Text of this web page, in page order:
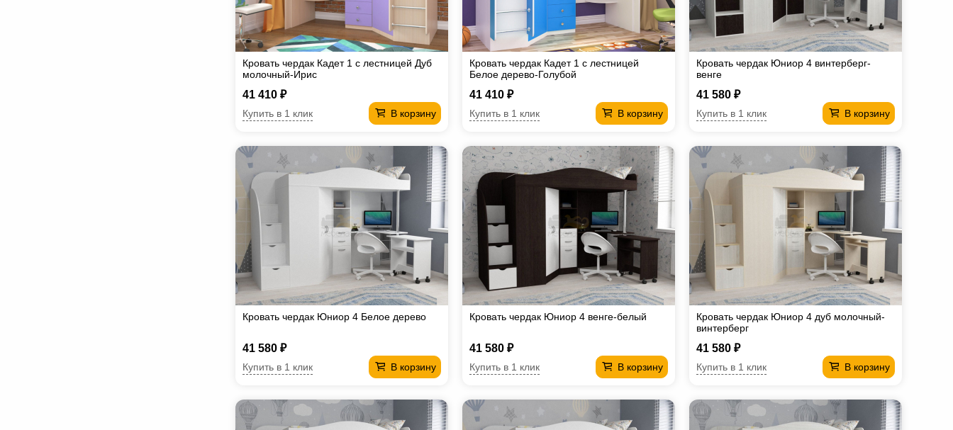
Кровать чердак Кадет 1 с лестницей Дуб
молочный-Ирис
41 410 ₽
В корзину
Купить в 1 клик
Кровать чердак Кадет 1 с лестницей
Белое дерево-Голубой
41 410 ₽
В корзину
Купить в 1 клик
Кровать чердак Юниор 4 винтерберг-
венге
41 580 ₽
В корзину
Купить в 1 клик
Кровать чердак Юниор 4 Белое дерево
41 580 ₽
В корзину
Купить в 1 клик
Кровать чердак Юниор 4 венге-белый
41 580 ₽
В корзину
Купить в 1 клик
Кровать чердак Юниор 4 дуб молочный-
винтерберг
41 580 ₽
В корзину
Купить в 1 клик